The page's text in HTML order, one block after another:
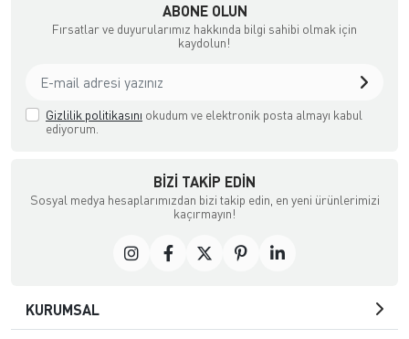
ABONE OLUN
Fırsatlar ve duyurularımız hakkında bilgi sahibi olmak için
kaydolun!
Gizlilik politikasını okudum ve elektronik posta almayı kabul
ediyorum.
BIZI TAKIP EDIN
Sosyal medya hesaplarımızdan bizi takip edin, en yeni ürünlerimizi
kaçırmayın!
KURUMSAL